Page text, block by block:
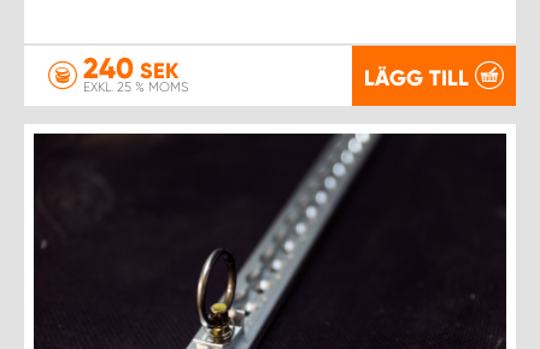
240 SEK
EXKL. 25 % MOMS LÄGG TILL